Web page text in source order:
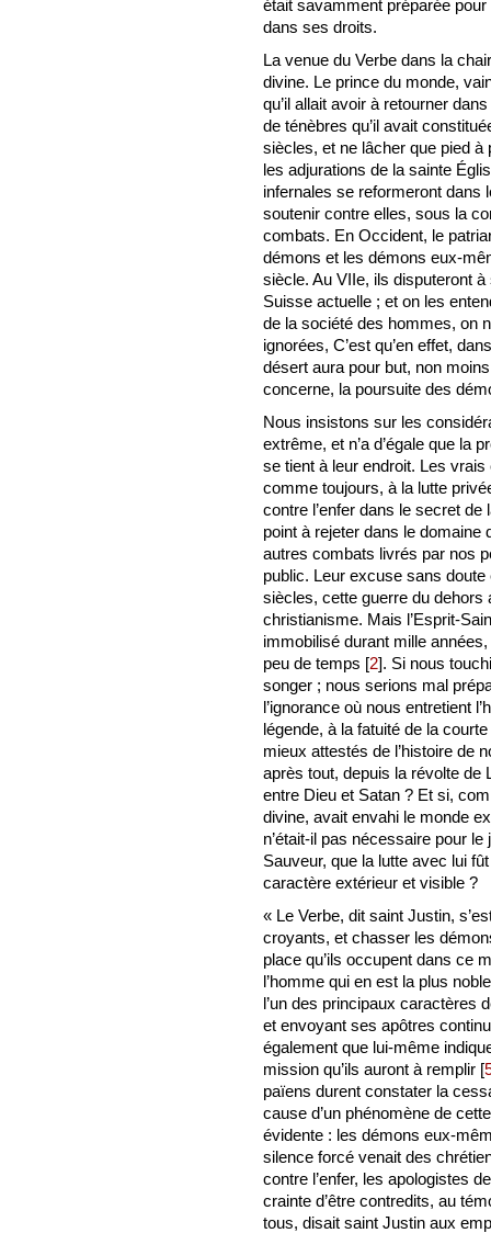
était savamment préparée
dans ses droits.
La venue du Verbe dans la
divine. Le prince du monde,
qu’il allait avoir à retourner
de ténèbres qu’il avait
siècles, et ne lâcher que pied
les adjurations de la sainte
infernales se reformeront dans
soutenir contre elles, sous la
combats. En Occident, le
démons et les démons eux-
siècle. Au VIIe, ils disputeront
Suisse actuelle ; et on les
de la société des hommes, on
ignorées, C’est qu’en effet,
désert aura pour but, non
concerne, la poursuite des
Nous insistons sur les
extrême, et n’a d’égale que la
se tient à leur endroit. Les
comme toujours, à la lutte
contre l’enfer dans le secret
point à rejeter dans le domaine
autres combats livrés par nos
public. Leur excuse sans
siècles, cette guerre du dehors
christianisme. Mais l’Esprit-
immobilisé durant mille
peu de temps [2]. Si nous
songer ; nous serions mal
l’ignorance où nous entretient
légende, à la fatuité de la
mieux attestés de l’histoire de
après tout, depuis la révolte de
entre Dieu et Satan ? Et si,
divine, avait envahi le monde
n’était-il pas nécessaire pour le
Sauveur, que la lutte avec lui
caractère extérieur et visible ?
« Le Verbe, dit saint Justin,
croyants, et chasser les
place qu’ils occupent dans ce
l’homme qui en est la plus
l’un des principaux caractères
et envoyant ses apôtres
également que lui-même
mission qu’ils auront à remplir [
païens durent constater la
cause d’un phénomène de
évidente : les démons eux-
silence forcé venait des
contre l’enfer, les apologistes
crainte d’être contredits, au
tous, disait saint Justin aux